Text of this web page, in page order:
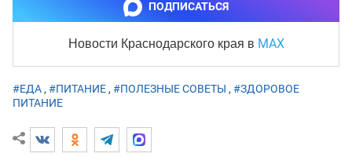
ПОДПИСАТЬСЯ
Новости Краснодарского края в MAX
#ЕДА , #ПИТАНИЕ , #ПОЛЕЗНЫЕ СОВЕТЫ , #ЗДОРОВОЕ
ПИТАНИЕ